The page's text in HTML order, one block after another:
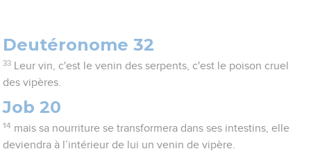
Deutéronome 32
33
Leur vin, c'est le venin des serpents, c'est le poison cruel
des vipères.
Job 20
14 mais sa nourriture se transformera dans ses intestins, elle
deviendra à l’intérieur de lui un venin de vipère.